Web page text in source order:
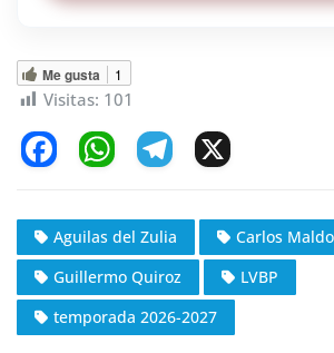
Me gusta 1
Visitas: 101
c
e
b
o
W
at
s
A
p
e
gr
a
m
Aguilas del Zulia
Carlos
Guillermo Quiroz
LVBP
temporada 2026-2027